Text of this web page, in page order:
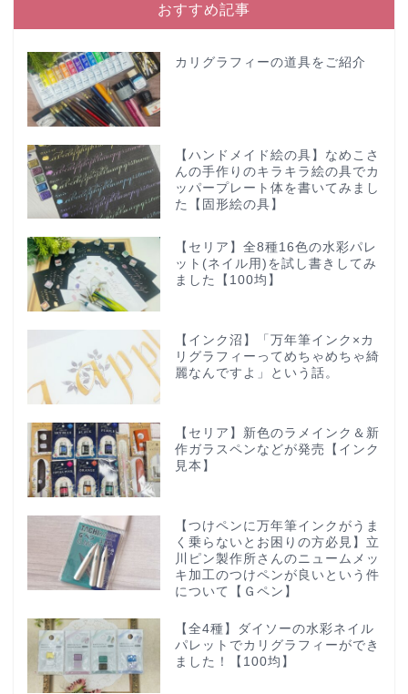
おすすめ記事
カリグラフィーの道具をご紹介
【ハンドメイド絵の具】なめこさ
んの手作りのキラキラ絵の具でカ
ッパープレート体を書いてみまし
た【固形絵の具】
【セリア】全8種16色の水彩パレ
ット(ネイル用)を試し書きしてみ
ました【100均】
【インク沼】「万年筆インク×カ
リグラフィーってめちゃめちゃ綺
麗なんですよ」という話。
【セリア】新色のラメインク＆新
作ガラスペンなどが発売【インク
見本】
【つけペンに万年筆インクがうま
く乗らないとお困りの方必見】立
川ピン製作所さんのニュームメッ
キ加工のつけペンが良いという件
について【Ｇペン】
【全4種】ダイソーの水彩ネイル
パレットでカリグラフィーができ
ました！【100均】